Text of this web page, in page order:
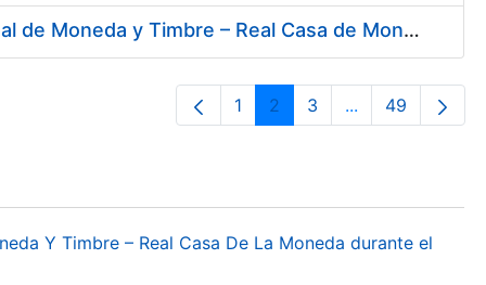
Contratación del Suministro de Gas Natural para la Fábrica Nacional de Moneda y Timbre – Real Casa de Moneda, en sus centros de trabajo de Madrid y Burgos
Página
1 Página
2 Página
3 ...PáginasPágina
49
Y Timbre – Real Casa De La Moneda durante el